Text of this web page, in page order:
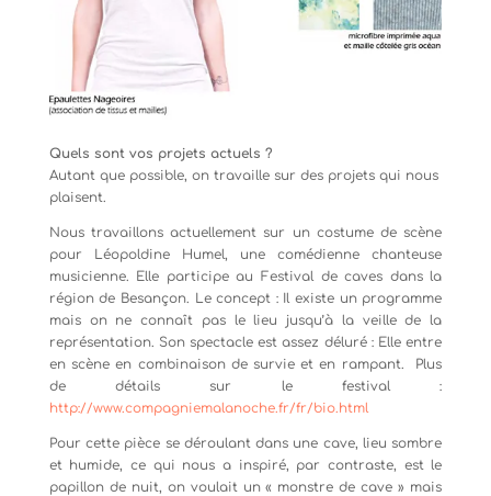
Quels sont vos projets actuels ?
Autant que possible, on travaille sur des projets qui nous
plaisent.
Nous travaillons actuellement sur un costume de scène
pour Léopoldine Humel, une comédienne chanteuse
musicienne. Elle participe au Festival de caves dans la
région de Besançon. Le concept : Il existe un programme
mais on ne connaît pas le lieu jusqu’à la veille de la
représentation. Son spectacle est assez déluré : Elle entre
en scène en combinaison de survie et en rampant. Plus
de détails sur le festival :
http://www.compagniemalanoche.fr/fr/bio.html
Pour cette pièce se déroulant dans une cave, lieu sombre
et humide, ce qui nous a inspiré, par contraste, est le
papillon de nuit, on voulait un « monstre de cave » mais